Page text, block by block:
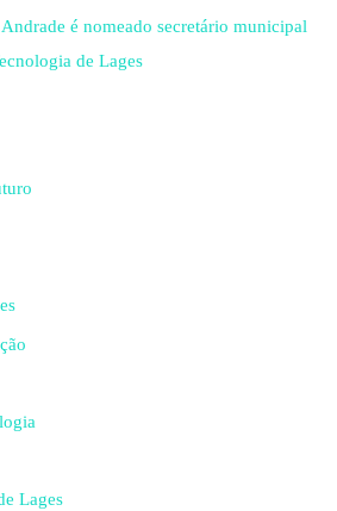
é nomeado secretário municipal
de Lages
Lages